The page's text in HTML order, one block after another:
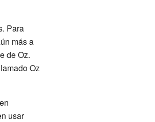
Para
más a
de Oz.
Oz
usar